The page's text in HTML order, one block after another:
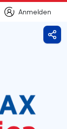
Anmelden
Anmelden